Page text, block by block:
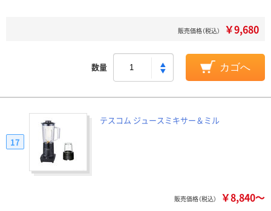
販売価格（税込） ￥9,680
数量 カゴへ
テスコム ジュースミキサー＆ミル
17
販売価格（税込） ￥8,840～